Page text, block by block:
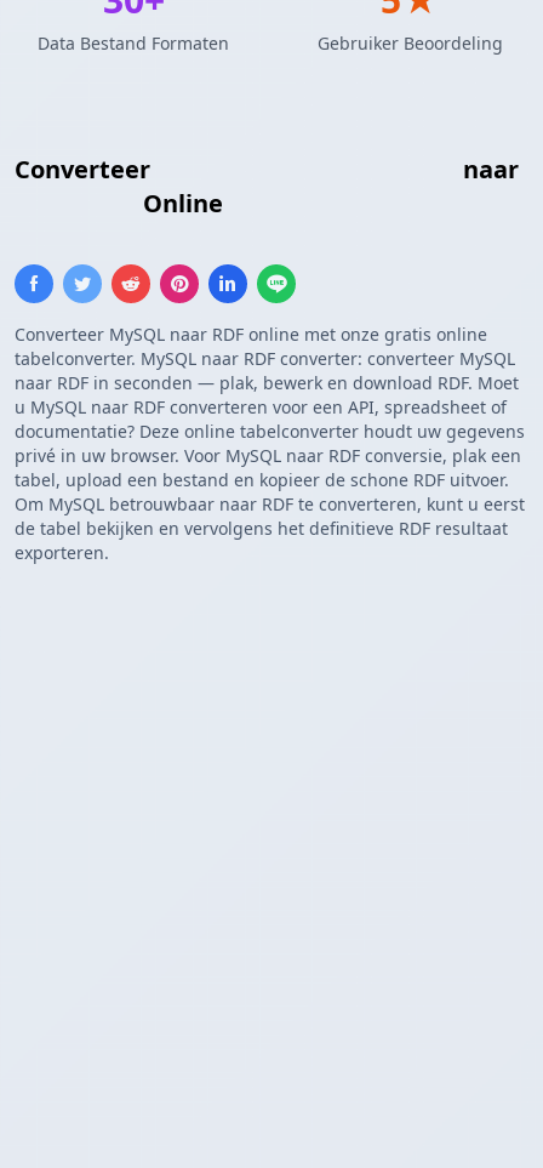
Converteer
naar
Online
Converteer MySQL naar RDF online met onze gratis online
tabelconverter. MySQL naar RDF converter: converteer MySQL
naar RDF in seconden — plak, bewerk en download RDF. Moet
u MySQL naar RDF converteren voor een API, spreadsheet of
documentatie? Deze online tabelconverter houdt uw gegevens
privé in uw browser. Voor MySQL naar RDF conversie, plak een
tabel, upload een bestand en kopieer de schone RDF uitvoer.
Om MySQL betrouwbaar naar RDF te converteren, kunt u eerst
de tabel bekijken en vervolgens het definitieve RDF resultaat
exporteren.
Data Bestand Formaten Gebruiker Beoordeling